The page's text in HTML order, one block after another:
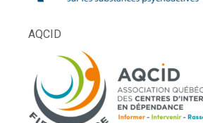
AQCID